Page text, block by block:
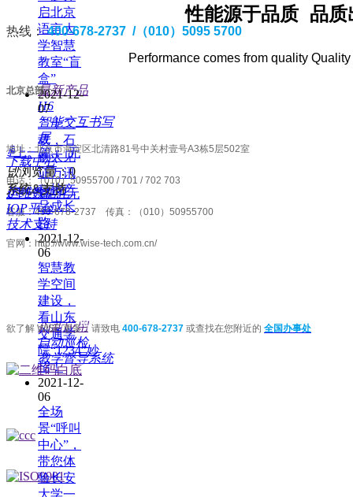
最新产品
H6
智能交互书写
屏
创新应用
自动巡检
教学督导系统
性能源于品质 品质
Performance comes from quality
ꄴ上一篇： 无
넶浏览量：0
ꄲ下一篇： 无
数字扩声系统
High fidelity digital sound reinforcement system
性能源于品质 品质出自专业
Performance comes from quality
Quality comes from professio
启北京
语言大
学智慧
教室“盲
盒”
2021-12-
07
二十二
载，石
铁大见
证万讯
科技产
品成长
路
2021-12-
06
智慧教
学空间
建设，
看山东
交通学
院“1234”妙
招！
2021-12-
06
全场
景“呼叫
中心”，
带您体
验长安
大学一
热线：400-678-2737 /（010）5095 5700
北京总部：
地址：北京市海淀区北清路81号中关村壹号A3栋5层502室
电话：（010）50955700 / 701 / 702 703
客服：400-678-2737 传真：（010）50955700
官网：http://www.wise-tech.com.cn/
欲了解 WISE 更多：请致电 400-678-2737 或查找在您附近的 全国办事处
下载中心
系统&支持
运维数据化
IOP平台
技术支持